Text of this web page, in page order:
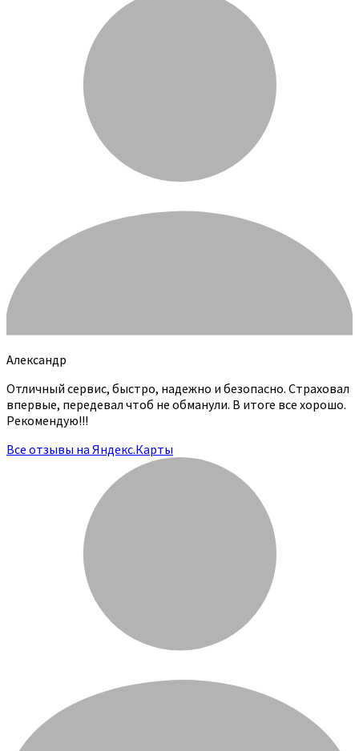
Александр
Отличный сервис, быстро, надежно и безопасно. Страховал
впервые, передевал чтоб не обманули. В итоге все хорошо.
Рекомендую!!!
Все отзывы на Яндекс.Карты